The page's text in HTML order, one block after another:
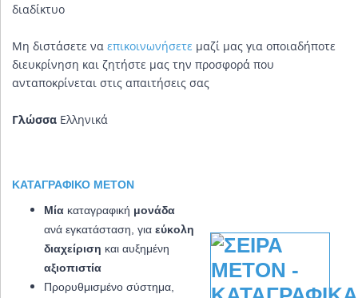
διαδίκτυο
Μη διστάσετε να επικοινωνήσετε μαζί μας για οποιαδήποτε
διευκρίνηση και ζητήστε μας την προσφορά που
ανταποκρίνεται στις απαιτήσεις σας
Γλώσσα Ελληνικά
ΚΑΤΑΓΡΑΦΙΚΌ METON
Μία καταγραφική μονάδα
ανά εγκατάσταση, για εύκολη
διαχείριση και αυξημένη
αξιοπιστία
Προρυθμισμένο σύστημα,